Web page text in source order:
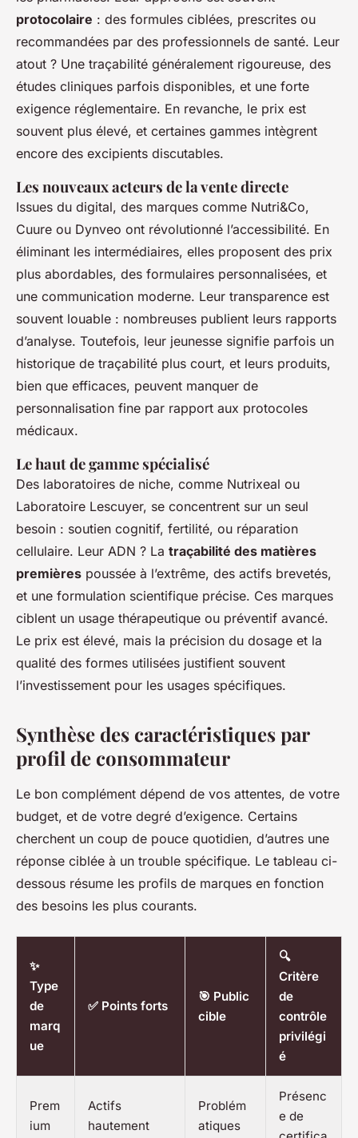
protocolaire : des formules ciblées, prescrites ou
recommandées par des professionnels de santé. Leur
atout ? Une traçabilité généralement rigoureuse, des
études cliniques parfois disponibles, et une forte
exigence réglementaire. En revanche, le prix est
souvent plus élevé, et certaines gammes intègrent
encore des excipients discutables.
Les nouveaux acteurs de la vente directe
Issues du digital, des marques comme Nutri&Co,
Cuure ou Dynveo ont révolutionné l’accessibilité. En
éliminant les intermédiaires, elles proposent des prix
plus abordables, des formulaires personnalisées, et
une communication moderne. Leur transparence est
souvent louable : nombreuses publient leurs rapports
d’analyse. Toutefois, leur jeunesse signifie parfois un
historique de traçabilité plus court, et leurs produits,
bien que efficaces, peuvent manquer de
personnalisation fine par rapport aux protocoles
médicaux.
Le haut de gamme spécialisé
Des laboratoires de niche, comme Nutrixeal ou
Laboratoire Lescuyer, se concentrent sur un seul
besoin : soutien cognitif, fertilité, ou réparation
cellulaire. Leur ADN ? La traçabilité des matières
premières poussée à l’extrême, des actifs brevetés,
et une formulation scientifique précise. Ces marques
ciblent un usage thérapeutique ou préventif avancé.
Le prix est élevé, mais la précision du dosage et la
qualité des formes utilisées justifient souvent
l’investissement pour les usages spécifiques.
Synthèse des caractéristiques par
profil de consommateur
Le bon complément dépend de vos attentes, de votre
budget, et de votre degré d’exigence. Certains
cherchent un coup de pouce quotidien, d’autres une
réponse ciblée à un trouble spécifique. Le tableau ci-
dessous résume les profils de marques en fonction
des besoins les plus courants.
✨
Type
de
marq
ue
✅ Points forts
🎯 Public
cible
🔍
Critère
de
contrôle
privilégi
é
Prem
ium
Actifs
hautement
Problém
atiques
Présenc
e de